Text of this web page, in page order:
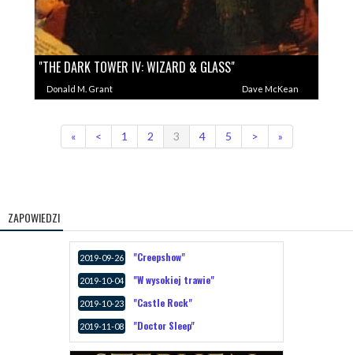
"THE DARK TOWER IV: WIZARD & GLASS"
Donald M. Grant Dave McKean
« < 1 2 3 4 5 > »
ZAPOWIEDZI
2019-09-26 "Creepshow"
2019-10-04 "W wysokiej trawie"
2019-10-23 "Castle Rock"
2019-11-08 "Doctor Sleep"